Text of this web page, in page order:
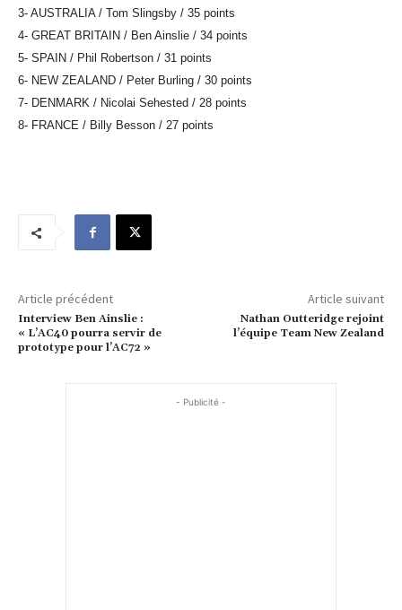
3- AUSTRALIA / Tom Slingsby / 35 points
4- GREAT BRITAIN / Ben Ainslie / 34 points
5- SPAIN / Phil Robertson / 31 points
6- NEW ZEALAND / Peter Burling / 30 points
7- DENMARK / Nicolai Sehested / 28 points
8- FRANCE / Billy Besson / 27 points
Article précédent
Interview Ben Ainslie :
« L’AC40 pourra servir de
prototype pour l’AC72 »
Article suivant
Nathan Outteridge rejoint
l’équipe Team New Zealand
- Publicité -